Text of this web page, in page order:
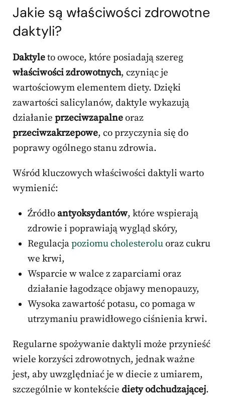
Jakie są właściwości zdrowotne
daktyli?
Daktyleto owoce, które posiadają szereg
właściwości zdrowotnych, czyniąc je
wartościowym elementem diety. Dzięki
zawartości salicylanów, daktyle wykazują
działanie przeciwzapalneoraz
przeciwzakrzepowe, co przyczynia się do
poprawy ogólnego stanu zdrowia.
Wśród kluczowych właściwości daktyli warto
wymienić:
Źródłoantyoksydantów, które wspierają
zdrowie i poprawiają wygląd skóry,
Regulacjapoziomu cholesteroluoraz cukru
we krwi,
Wsparcie w walce z zaparciami oraz
działanie łagodzące objawy menopauzy,
Wysoka zawartość potasu, co pomaga w
utrzymaniu prawidłowego ciśnienia krwi.
Regularne spożywanie daktyli może przynieść
wiele korzyści zdrowotnych, jednak ważne
jest, aby uwzględniać je w diecie z umiarem,
szczególnie w kontekście diety odchudzającej.